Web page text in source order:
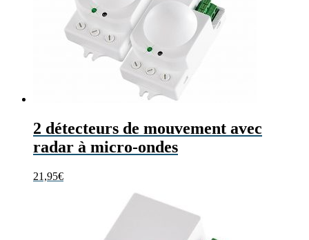
2 détecteurs de mouvement avec
radar à micro-ondes
21,95€